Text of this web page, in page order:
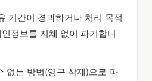
기간이 경과하거나 처리 목적
정보를 지체 없이 파기합니
없는 방법(영구 삭제)으로 파